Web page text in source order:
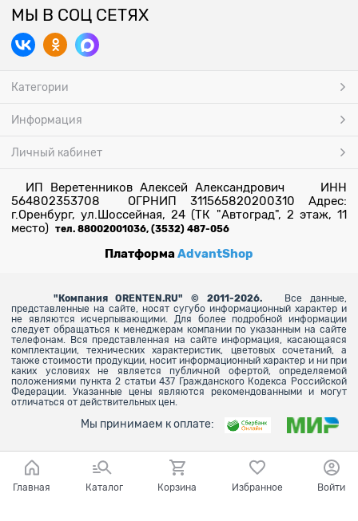
МЫ В СОЦ СЕТЯХ
Категории
Информация
Личный кабинет
ИП Веретенников Алексей Александрович ИНН
564802353708 ОГРНИП 311565820200310 Адрес:
г.Оренбург, ул.Шоссейная, 24 (ТК "Автоград", 2 этаж, 11
место) тел. 88002001036, (3532) 487-056
ПлатформаAdvantShop
" Компания ORENTEN.RU" © 2011-2026.
Все данные,
представленные на сайте, носят сугубо информационный характер и
не являются исчерпывающими. Для более подробной информации
следует обращаться к менеджерам компании по указанным на сайте
телефонам. Вся представленная на сайте информация, касающаяся
комплектации, технических характеристик, цветовых сочетаний, а
также стоимости продукции, носит информационный характер и ни при
каких условиях не является публичной офертой, определяемой
положениями пункта 2 статьи 437 Гражданского Кодекса Российской
Федерации. Указанные цены являются рекомендованными и могут
отличаться от действительных цен.
Мы принимаем к оплате:
Главная Каталог Корзина Избранное Войти